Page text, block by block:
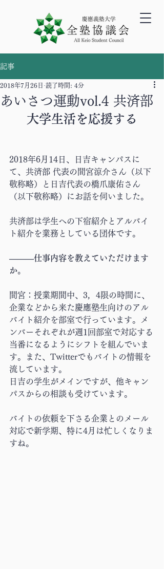
記事
あいさつ運動vol.4 共済部
2018年7月26日 読了時間: 4分
大学生活を応援する
2018年6月14日、日吉キャンパスに
て、共済部 代表の間宮涼介さん（以下
敬称略）と日吉代表の橋爪康佑さん
（以下敬称略）にお話を伺いました。
共済部は学生への下宿紹介とアルバイ
ト紹介を業務としている団体です。
―――仕事内容を教えていただけます
か。
間宮：授業期間中、3，4限の時間に、
企業などから来た慶應塾生向けのアル
バイト紹介を部室で行っています。メ
ンバーそれぞれが週1回部室で対応する
当番になるようにシフトを組んでいま
す。また、Twitterでもバイトの情報を
流しています。
日吉の学生がメインですが、他キャン
パスからの相談も受けています。
バイトの依頼を下さる企業とのメール
対応で新学期、特に4月は忙しくなりま
すね。